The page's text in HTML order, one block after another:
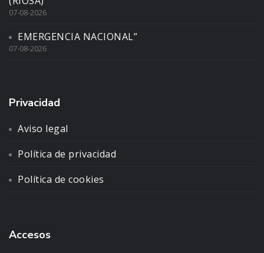
07-08-2026
EMERGENCIA NACIONAL”
07-08-2026
Privacidad
Aviso legal
Política de privacidad
Política de cookies
Accesos